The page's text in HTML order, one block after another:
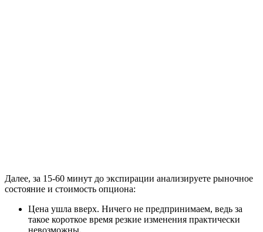
Далее, за 15-60 минут до экспирации анализируете рыночное
состояние и стоимость опциона:
Цена ушла вверх. Ничего не предпринимаем, ведь за
такое короткое время резкие изменения практически
невозможны.